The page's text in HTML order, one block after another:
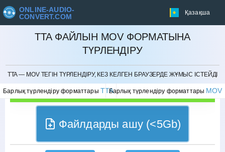
ONLINE-AUDIO-
CONVERT.COM
Қазақша
TTA ФАЙЛЫН MOV ФОРМАТЫНА
ТҮРЛЕНДІРУ
TTA — MOV ТЕГІН ТҮРЛЕНДІРУ, КЕЗ КЕЛГЕН БРАУЗЕРДЕ ЖҰМЫС ІСТЕЙДІ
Барлық түрлендіру форматтары TTAБарлық түрлендіру форматтары MOV
БОЛДЫРМАУ
Файлдарды ашу (<5Gb)